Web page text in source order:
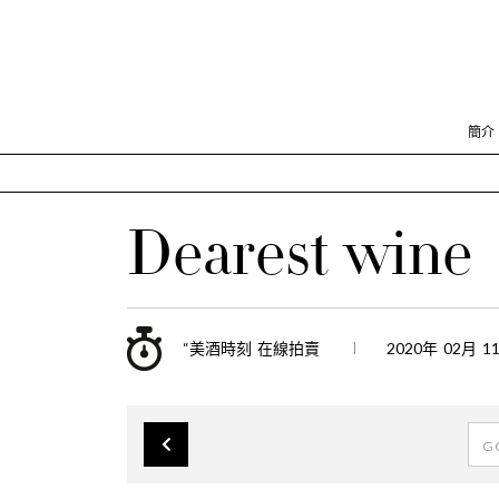
簡介
Dearest wine
“美酒時刻 在線拍賣 2020年 02月